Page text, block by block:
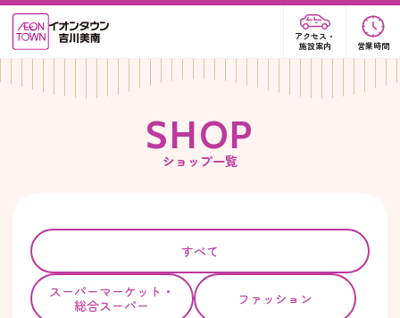
アクセス・
施設案内
営業時間
SHOP
ショップ一覧
すべて
スーパーマーケット・
総合スーパー
ファッション